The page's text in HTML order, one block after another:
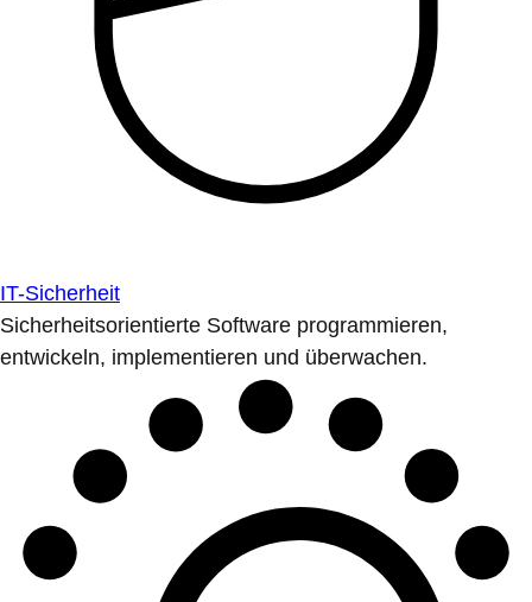
IT-Sicherheit
Sicherheitsorientierte Software programmieren,
entwickeln, implementieren und überwachen.